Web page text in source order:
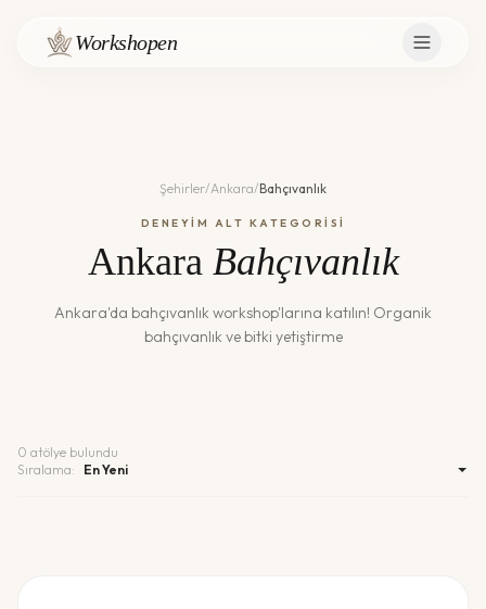
Workshopen
Şehirler/Ankara/Bahçıvanlık
DENEYİM ALT KATEGORİSİ
Ankara Bahçıvanlık
Ankara'da bahçıvanlık workshop'larına katılın! Organik
bahçıvanlık ve bitki yetiştirme
0 atölye bulundu
Sıralama: